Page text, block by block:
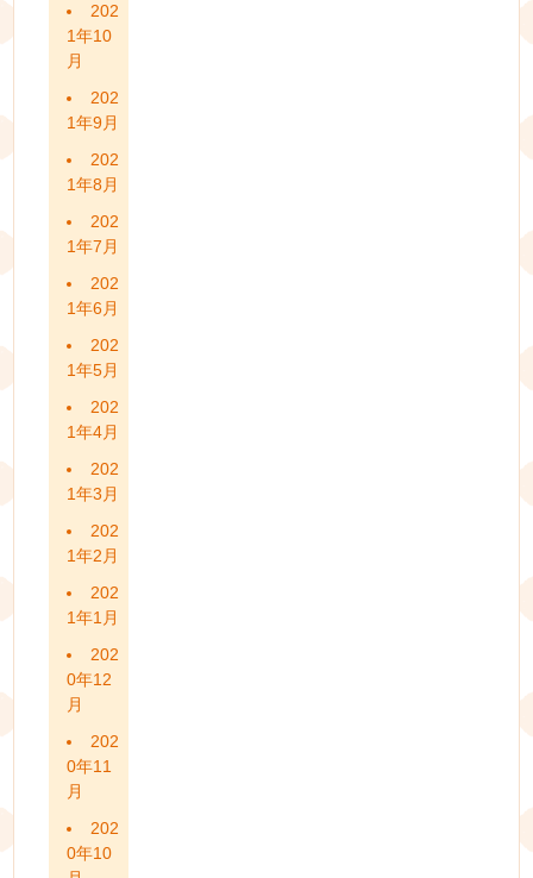
202
1年10
月
202
1年9月
202
1年8月
202
1年7月
202
1年6月
202
1年5月
202
1年4月
202
1年3月
202
1年2月
202
1年1月
202
0年12
月
202
0年11
月
202
0年10